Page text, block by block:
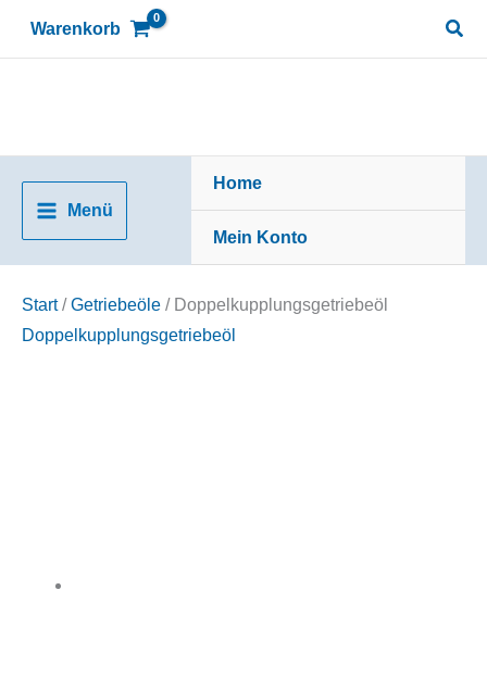
Warenkorb
Menü
Home
Mein Konto
Start/Getriebeöle / Doppelkupplungsgetriebeöl
Doppelkupplungsgetriebeöl